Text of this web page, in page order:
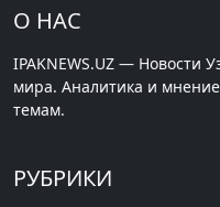
О НАС
IPAKNEWS.UZ — Новости
мира. Аналитика и
темам.
РУБРИКИ